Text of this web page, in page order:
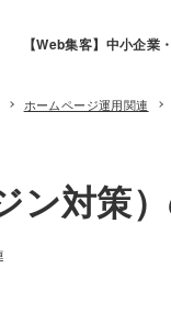
【Web集客】中小企
ホームページ運用関連
ン対策